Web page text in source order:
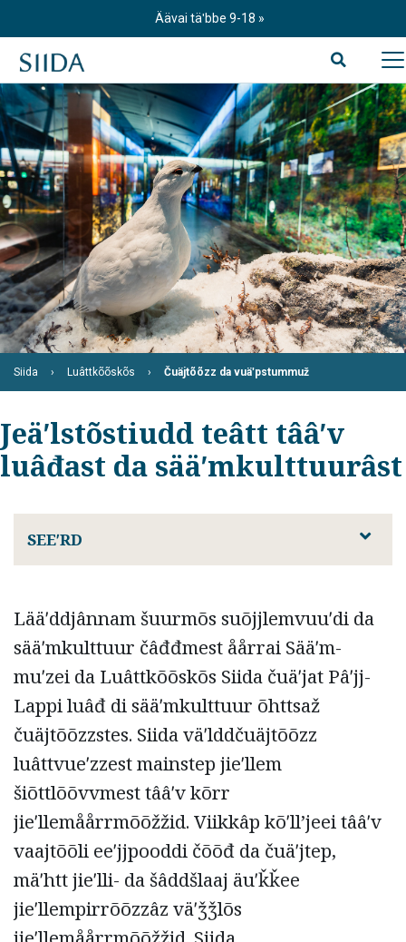
Äävai täʹbbe 9-18
Siida Luâttkõõskõs Čuäjtõõzz da vuäʹpstummuž
Jeäʹlstõstiudd teâtt tââʹv
luâđast da sääʹmkulttuurâst
SEEʹRD
Lääʹddjânnam šuurmõs suõjjlemvuuʹdi da
sääʹmkulttuur čâđđmest åårrai Sääʹm-
muʹzei da Luâttkõõskõs Siida čuäʹjat Pâʹjj-
Lappi luâđ di sääʹmkulttuur õhttsaž
čuäjtõõzzstes. Siida väʹlddčuäjtõõzz
luâttvueʹzzest mainstep jieʹllem
šiõttlõõvvmest tââʹv kõrr
jieʹllemåårrmõõžžid. Viikkâp kõʹllʼjeei tââʹv
vaajtõõli eeʹjjpooddi čõõđ da čuäʹjtep,
mäʹhtt jieʹlli- da šâddšlaaj äuʹǩǩee
jieʹllempirrõõzzâz väʹǯǯlõs